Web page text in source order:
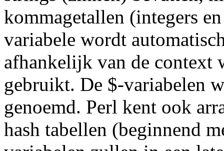
kommagetallen (integers
variabele wordt
afhankelijk van de context
gebruikt. De $-variabelen
genoemd. Perl kent ook
hash tabellen (beginnend